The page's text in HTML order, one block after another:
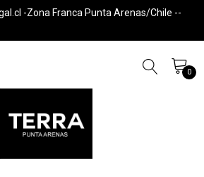
-Zona Franca Punta Arenas/Chile --
0